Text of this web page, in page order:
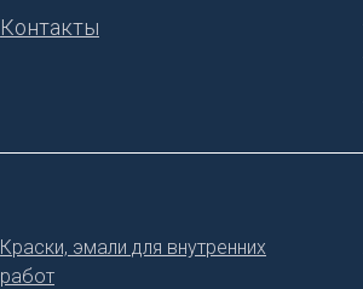
Контакты
Краски, эмали для внутренних
работ